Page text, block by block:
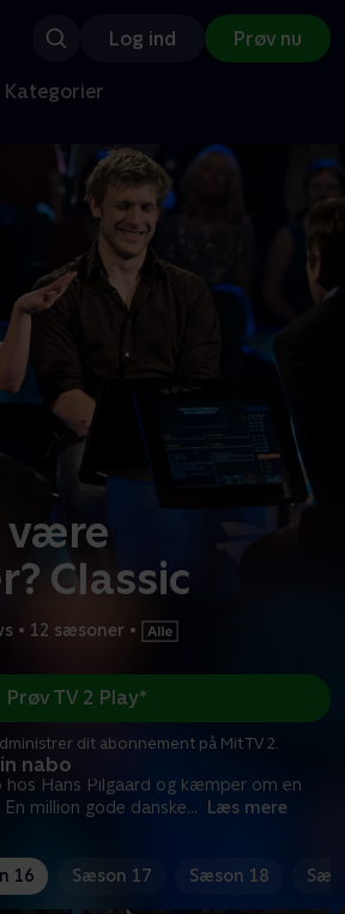
Log ind Prøv nu
Kategorier
være
Classic
• 12 sæsoner •
nabo
hos Hans Pilgaard og kæmper om en
million gode danske... Læs mere
Prøv TV 2 Play*
dit abonnement på Mit TV 2.
16 Sæson 17 Sæson 18